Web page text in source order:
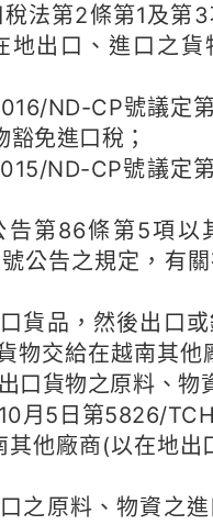
法第2條第1及第
出口、進口之貨
ND-CP號議定
免進口稅；
ND-CP號議定
第86條第5項以
公告之規定，有關
貨品，然後出口
物交給在越南其他
口貨物之原料、物
月5日第5826/
他廠商(以在地出
之原料、物資之